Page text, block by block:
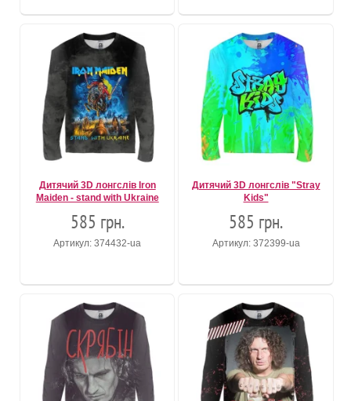
Дитячий 3D лонгслів Iron
Maiden - stand with Ukraine
585 грн.
Артикул: 374432-ua
Дитячий 3D лонгслів "Stray
Kids"
585 грн.
Артикул: 372399-ua